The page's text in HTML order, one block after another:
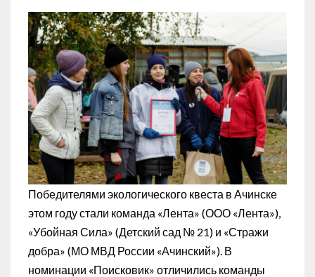
Победителями экологического квеста в Ачинске
этом году стали команда «Лента» (ООО «Лента»),
«Убойная Сила» (Детский сад № 21) и «Стражи
добра» (МО МВД России «Ачинский»). В
номинации «Поисковик» отличились команды